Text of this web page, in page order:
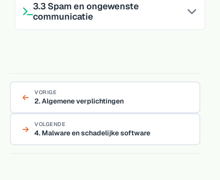
3.3 Spam en ongewenste
communicatie
VORIGE
2. Algemene verplichtingen
VOLGENDE
4. Malware en schadelijke software